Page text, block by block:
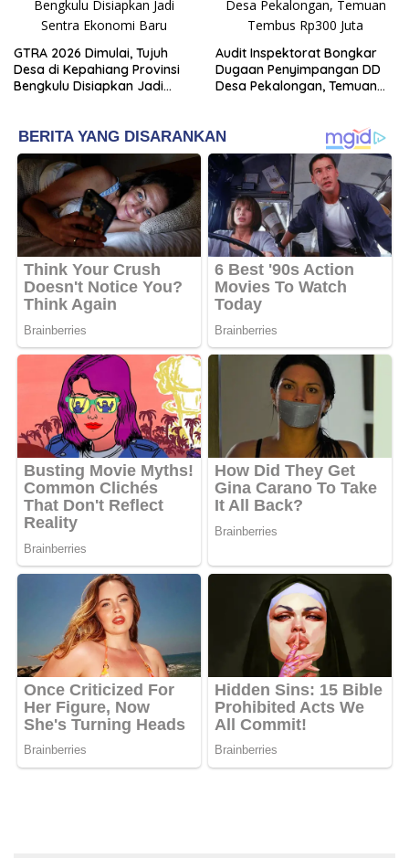
GTRA 2026 Dimulai, Tujuh
Desa di Kepahiang Provinsi
Bengkulu Disiapkan Jadi
Audit Inspektorat Bongkar
Dugaan Penyimpangan DD
Desa Pekalongan, Temuan